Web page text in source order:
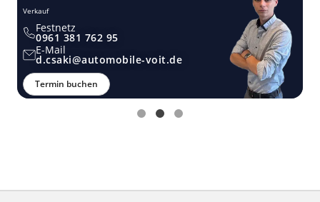
Verkauf
Festnetz
0961 381 762 95
E-Mail
d.csaki@automobile-voit.de
Termin buchen